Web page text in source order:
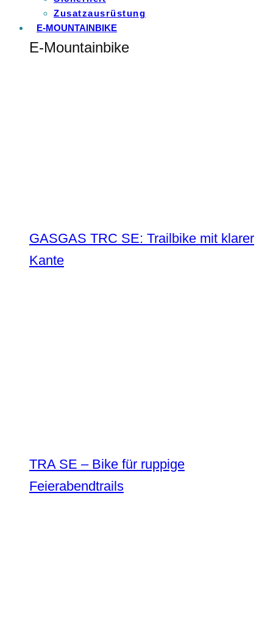
Zusatzausrüstung
E-MOUNTAINBIKE
E-Mountainbike
GASGAS TRC SE: Trailbike mit klarer
Kante
TRA SE – Bike für ruppige
Feierabendtrails